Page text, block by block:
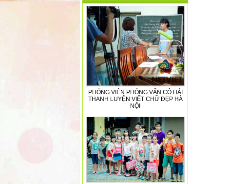
PHÓNG VIÊN PHỎNG VẤN CÔ HẢI
THANH LUYỆN VIẾT CHỮ ĐẸP HÀ
NỘI